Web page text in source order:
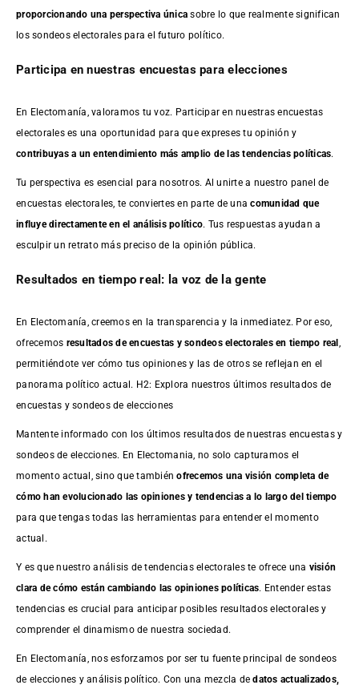
proporcionando una perspectiva única sobre lo que realmente significan
los sondeos electorales para el futuro político.
Participa en nuestras encuestas para elecciones
En Electomanía, valoramos tu voz. Participar en nuestras encuestas
electorales es una oportunidad para que expreses tu opinión y
contribuyas a un entendimiento más amplio de las tendencias políticas.
Tu perspectiva es esencial para nosotros. Al unirte a nuestro panel de
encuestas electorales, te conviertes en parte de unacomunidad que
influye directamente en el análisis político. Tus respuestas ayudan a
esculpir un retrato más preciso de la opinión pública.
Resultados en tiempo real: la voz de la gente
En Electomanía, creemos en la transparencia y la inmediatez. Por eso,
ofrecemos resultados deencuestas y sondeos electorales en tiempo real
permitiéndote ver cómo tus opiniones y las de otros se reflejan en el
panorama político actual. H2: Explora nuestros últimos resultados de
encuestas y sondeos de elecciones
Mantente informado con los últimos resultados de nuestras encuestasy
sondeos de elecciones. En Electomania, no solo capturamos el
momento actual, sino que tambiénofrecemos una visión completa de
cómo han evolucionado las opiniones y tendencias a lo largo del tiempo
para que tengas todas las herramientas para entender el momento
actual.
Y es que nuestro análisis de tendencias electorales te ofrece una visión
clara de cómo están cambiando las opiniones políticas. Entender estas
tendencias es crucial para anticipar posibles resultados electorales y
comprender el dinamismo de nuestra sociedad.
En Electomanía, nos esforzamos por ser tu fuente principal de sondeos
de elecciones y análisis político. Con una mezcla dedatos actualizados,